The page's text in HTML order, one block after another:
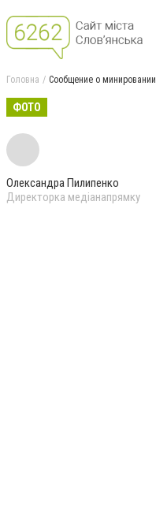
Головна Сообщение о
ФОТО
Олександра Пилипенко
Директорка медіанапрямку